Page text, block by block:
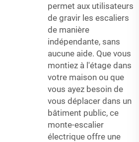
permet aux utilisateurs
de gravir les escaliers
de manière
indépendante, sans
aucune aide. Que vous
montiez à l'étage dans
votre maison ou que
vous ayez besoin de
vous déplacer dans un
bâtiment public, ce
monte-escalier
électrique offre une